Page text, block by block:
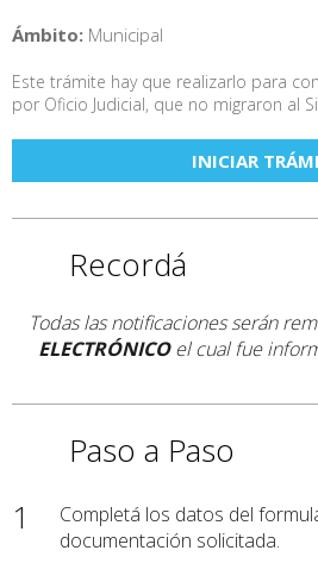
Ámbito: Municipal
Este trámite hay que realizarlo para
por Oficio Judicial, que no migraron al
INICIAR
Recordá
Todas las notificaciones serán
ELECTRÓNICOel cual fue
Paso a Paso
1
Completá los datos del
documentación solicitada.